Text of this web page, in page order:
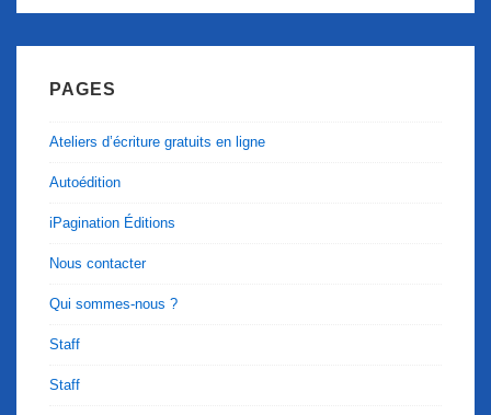
PAGES
Ateliers d’écriture gratuits en ligne
Autoédition
iPagination Éditions
Nous contacter
Qui sommes-nous ?
Staff
Staff